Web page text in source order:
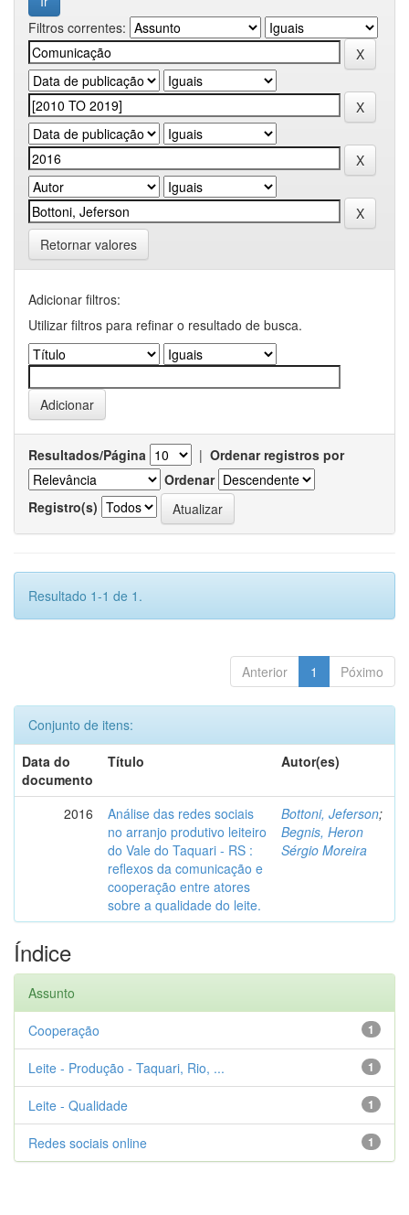
Filtros correntes:
Retornar valores
Adicionar filtros:
Utilizar filtros para refinar o resultado de busca.
Resultados/Página | Ordenar registros por
Ordenar
Registro(s)
Resultado 1-1 de 1.
Anterior 1 Póximo
Conjunto de itens:
Data do
documento
Título Autor(es)
2016
Análise das redes sociais
no arranjo produtivo leiteiro
do Vale do Taquari - RS :
reflexos da comunicação e
cooperação entre atores
sobre a qualidade do leite.
Bottoni, Jeferson;
Begnis, Heron
Sérgio Moreira
Índice
Assunto
1
Cooperação
1
Leite - Produção - Taquari, Rio, ...
1
Leite - Qualidade
1
Redes sociais online